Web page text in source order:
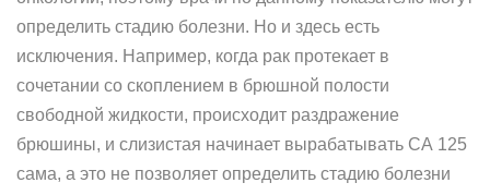
определить стадию болезни. Но и здесь есть
исключения. Например, когда рак протекает в
сочетании со скоплением в брюшной полости
свободной жидкости, происходит раздражение
брюшины, и слизистая начинает вырабатывать СА 125
сама, а это не позволяет определить стадию болезни